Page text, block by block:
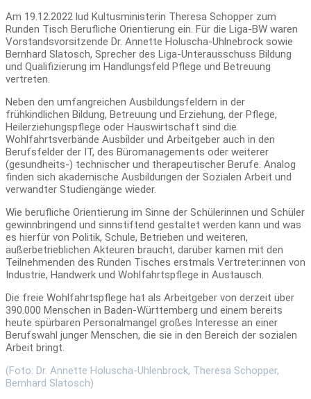
Am 19.12.2022 lud Kultusministerin Theresa Schopper zum
Runden Tisch Berufliche Orientierung ein. Für die Liga-BW waren
Vorstandsvorsitzende Dr. Annette Holuscha-Uhlnebrock sowie
Bernhard Slatosch, Sprecher des Liga-Unterausschuss Bildung
und Qualifizierung im Handlungsfeld Pflege und Betreuung
vertreten.
Neben den umfangreichen Ausbildungsfeldern in der
frühkindlichen Bildung, Betreuung und Erziehung, der Pflege,
Heilerziehungspflege oder Hauswirtschaft sind die
Wohlfahrtsverbände Ausbilder und Arbeitgeber auch in den
Berufsfelder der IT, des Büromanagements oder weiterer
(gesundheits-) technischer und therapeutischer Berufe. Analog
finden sich akademische Ausbildungen der Sozialen Arbeit und
verwandter Studiengänge wieder.
Wie berufliche Orientierung im Sinne der Schülerinnen und Schüler
gewinnbringend und sinnstiftend gestaltet werden kann und was
es hierfür von Politik, Schule, Betrieben und weiteren,
außerbetrieblichen Akteuren braucht, darüber kamen mit den
Teilnehmenden des Runden Tisches erstmals Vertreter:innen von
Industrie, Handwerk und Wohlfahrtspflege in Austausch.
Die freie Wohlfahrtspflege hat als Arbeitgeber von derzeit über
390.000 Menschen in Baden-Württemberg und einem bereits
heute spürbaren Personalmangel großes Interesse an einer
Berufswahl junger Menschen, die sie in den Bereich der sozialen
Arbeit bringt.
(Foto: Dr. Annette Holuscha-Uhlenbrock, Theresa Schopper,
Bernhard Slatosch)